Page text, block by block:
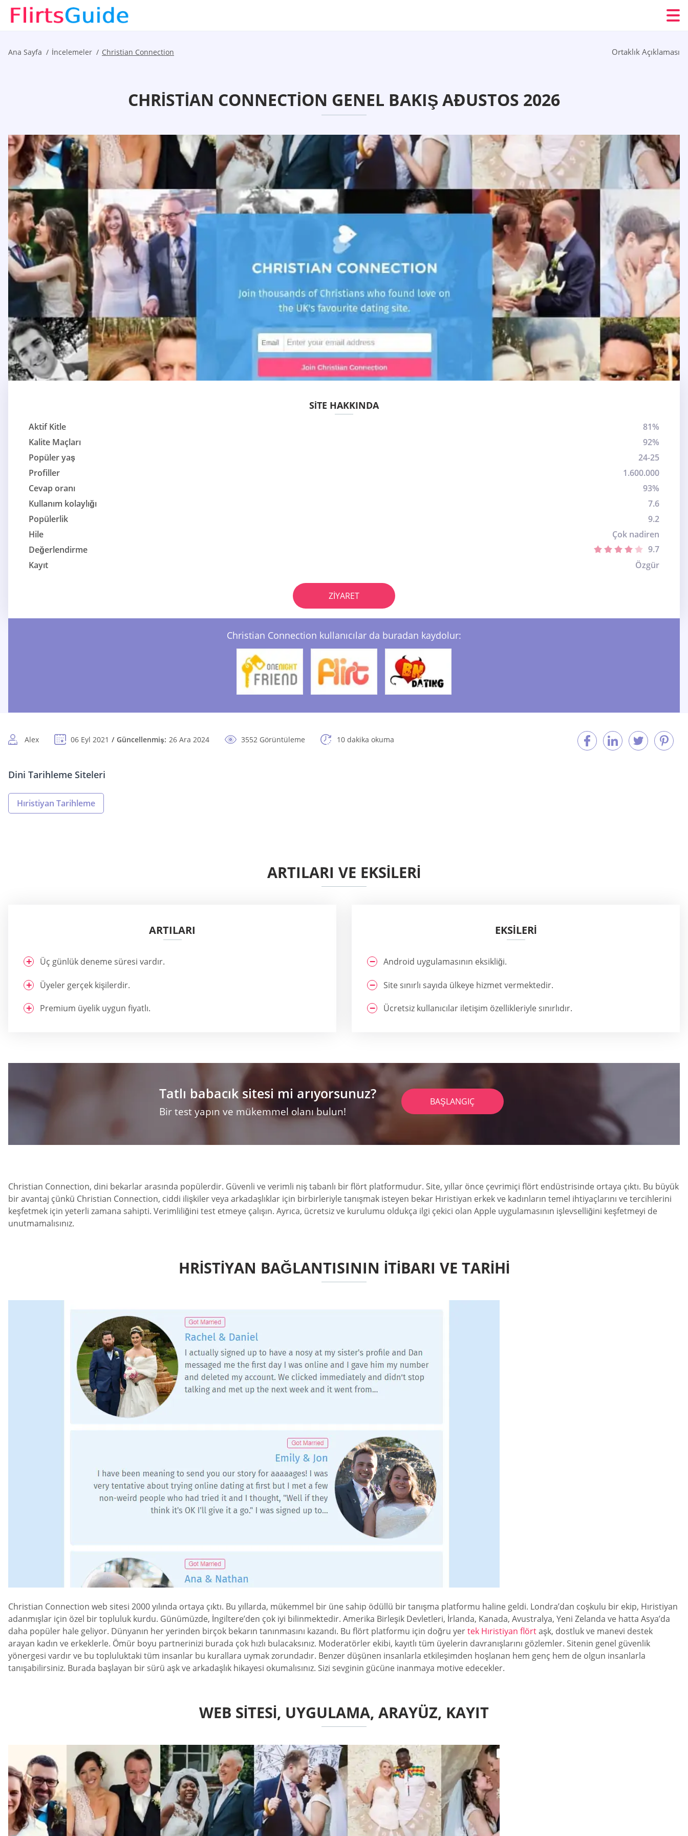
Ana Sayfa İncelemeler Christian Connection Ortaklık Açıklaması
CHRISTIAN CONNECTION GENEL BAKIŞ AÐUSTOS 2026
SITE HAKKINDA
Aktif Kitle
81%
Kalite Maçları
92%
Popüler yaş
24-25
Profiller
1.600.000
Cevap oranı
93%
Kullanım kolaylığı
7.6
Popülerlik
9.2
Hile
Çok nadiren
Değerlendirme
9.7
Kayıt
Özgür
ZIYARET
Christian Connection kullanıcılar da buradan kaydolur:
Alex 06 Eyl 2021 Güncellenmiş: 26 Ara 2024 3552 Görüntüleme 10 dakika okuma
Dini Tarihleme Siteleri
Hıristiyan Tarihleme
ARTILARI VE EKSİLERİ
ARTILARI
Üç günlük deneme süresi vardır.
Üyeler gerçek kişilerdir.
Premium üyelik uygun fiyatlı.
EKSİLERİ
Android uygulamasının eksikliği.
Site sınırlı sayıda ülkeye hizmet vermektedir.
Ücretsiz kullanıcılar iletişim özellikleriyle sınırlıdır.
Tatlı babacık sitesi mi arıyorsunuz?
Bir test yapın ve mükemmel olanı bulun!
BAŞLANGIÇ
Christian Connection, dini bekarlar arasında popülerdir. Güvenli ve verimli niş tabanlı bir flört platformudur. Site, yıllar önce çevrimiçi flört endüstrisinde ortaya çıktı. Bu büyük
bir avantaj çünkü Christian Connection, ciddi ilişkiler veya arkadaşlıklar için birbirleriyle tanışmak isteyen bekar Hıristiyan erkek ve kadınların temel ihtiyaçlarını ve tercihlerini
keşfetmek için yeterli zamana sahipti. Verimliliğini test etmeye çalışın. Ayrıca, ücretsiz ve kurulumu oldukça ilgi çekici olan Apple uygulamasının işlevselliğini keşfetmeyi de
unutmamalısınız.
HRISTIYAN BAĞLANTISININ İTIBARI VE TARIHI
Christian Connection web sitesi 2000 yılında ortaya çıktı. Bu yıllarda, mükemmel bir üne sahip ödüllü bir tanışma platformu haline geldi. Londra’dan coşkulu bir ekip, Hıristiyan
adanmışlar için özel bir topluluk kurdu. Günümüzde, İngiltere’den çok iyi bilinmektedir. Amerika Birleşik Devletleri, İrlanda, Kanada, Avustralya, Yeni Zelanda ve hatta Asya’da
daha popüler hale geliyor. Dünyanın her yerinden birçok bekarın tanınmasını kazandı. Bu flört platformu için doğru yertek Hıristiyan flörtaşk, dostluk ve manevi destek
arayan kadın ve erkeklerle. Ömür boyu partnerinizi burada çok hızlı bulacaksınız. Moderatörler ekibi, kayıtlı tüm üyelerin davranışlarını gözlemler. Sitenin genel güvenlik
yönergesi vardır ve bu topluluktaki tüm insanlar bu kurallara uymak zorundadır. Benzer düşünen insanlarla etkileşimden hoşlanan hem genç hem de olgun insanlarla
tanışabilirsiniz. Burada başlayan bir sürü aşk ve arkadaşlık hikayesi okumalısınız. Sizi sevginin gücüne inanmaya motive edecekler.
WEB SITESI, UYGULAMA, ARAYÜZ, KAYIT